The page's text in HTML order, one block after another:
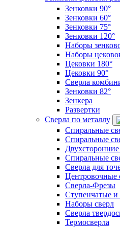
Зенковки 90°
Зенковки 60°
Зенковки 75°
Зенковки 120°
Наборы
Наборы
Цековки 180°
Цековки 90°
Сверла
Зенковки 82°
Зенкера
Развертки
Сверла по металлу
Спиральные
Спиральные
Двухсторонние
Спиральные
Сверла для
Центровочные
Сверла-Фрезы
Ступенчатые и
Наборы сверл
Сверла
Термосверла